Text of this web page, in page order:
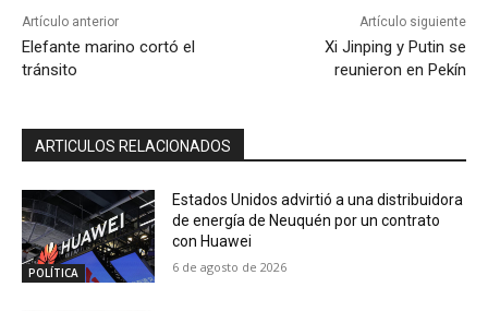
Artículo anterior
Elefante marino cortó el
tránsito
Artículo siguiente
Xi Jinping y Putin se
reunieron en Pekín
ARTICULOS RELACIONADOS
POLÍTICA
Estados Unidos advirtió a una distribuidora
de energía de Neuquén por un contrato
con Huawei
6 de agosto de 2026